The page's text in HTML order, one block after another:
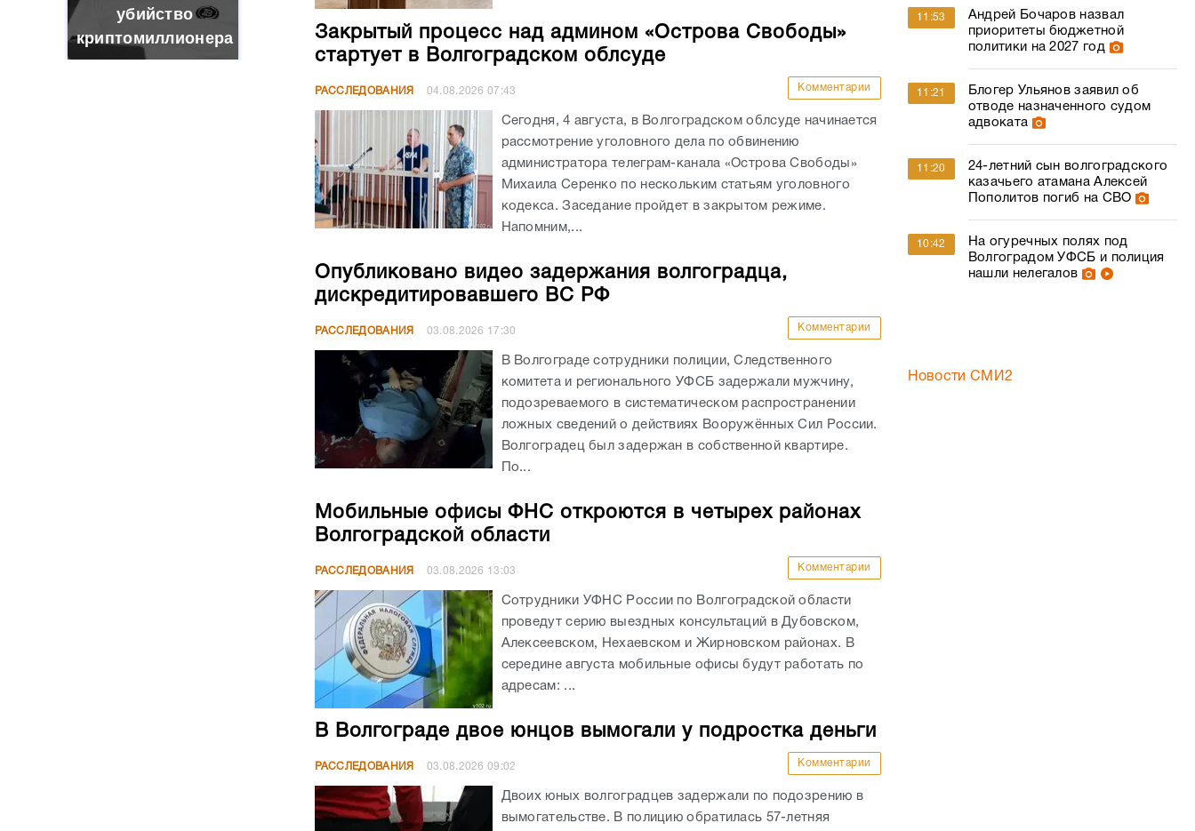
убийство
криптомиллионера
Закрытый процесс над админом «Острова Свободы»
стартует в Волгоградском облсуде
РАССЛЕДОВАНИЯ 04.08.202607:43 Комментарии
Сегодня, 4 августа, в Волгоградском облсуде начинается
рассмотрение уголовного дела по обвинению
администратора телеграм-канала «Острова Свободы»
Михаила Серенко по нескольким статьям уголовного
кодекса. Заседание пройдет в закрытом режиме.
Напомним,...
Опубликовано видео задержания волгоградца,
дискредитировавшего ВС РФ
РАССЛЕДОВАНИЯ 03.08.2026 17:30 Комментарии
В Волгограде сотрудники полиции, Следственного
комитета и регионального УФСБ задержали мужчину,
подозреваемого в систематическом распространении
ложных сведений о действиях Вооружённых Сил России.
Волгоградец был задержан в собственной квартире.
По...
Мобильные офисы ФНС откроются в четырех районах
Волгоградской области
РАССЛЕДОВАНИЯ 03.08.2026 13:03 Комментарии
Сотрудники УФНС России по Волгоградской области
проведут серию выездных консультаций в Дубовском,
Алексеевском, Нехаевском и Жирновском районах. В
середине августа мобильные офисы будут работать по
адресам: ...
В Волгограде двое юнцов вымогали у подростка деньги
РАССЛЕДОВАНИЯ 03.08.202609:02 Комментарии
Двоих юных волгоградцев задержали по подозрению в
вымогательстве. В полицию обратилась 57-летняя
11:53
Андрей Бочаров назвал
приоритеты бюджетной
политики на 2027 год
11:21
Блогер Ульянов заявил об
отводе назначенного судом
адвоката
11:20
24-летний сын волгоградского
казачьего атамана Алексей
Пополитов погиб на СВО
10:42
На огуречных полях под
Волгоградом УФСБ и полиция
нашли нелегалов
Новости СМИ2